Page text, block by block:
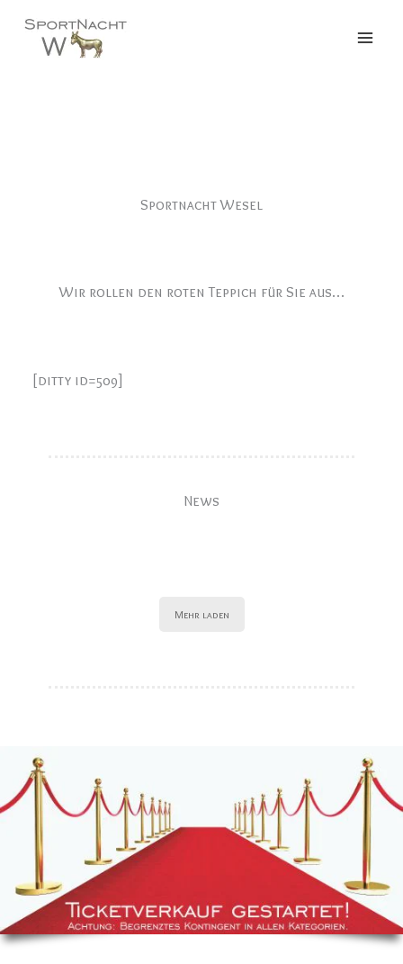
Sportnacht Wesel
Wir rollen den roten Teppich für Sie aus…
[ditty id=509]
News
Mehr laden